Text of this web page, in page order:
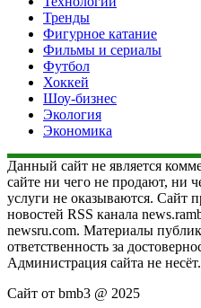
Тренды
Фигурное катание
Фильмы и сериалы
Футбол
Хоккей
Шоу-бизнес
Экология
Экономика
Данный сайт не является
сайте ни чего не продают, ни
услуги не оказываются. Сайт
новостей RSS канала
newsru.com. Материалы
ответственность за
Администрация сайта не несёт.
Сайт от bmb3 @ 2025